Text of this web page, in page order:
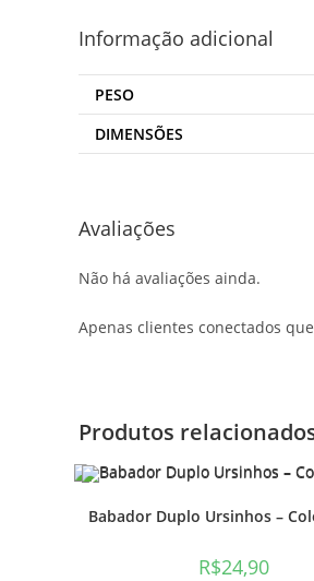
Informação adicional
PESO
DIMENSÕES
Avaliações
Não há avaliações ainda.
Apenas clientes conectados
Produtos
Babador Duplo Ursinhos –
R$24,90